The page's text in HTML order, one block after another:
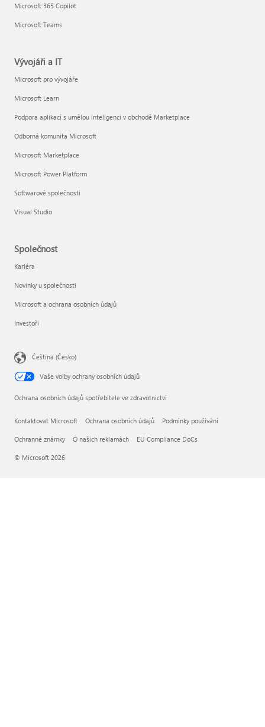
Microsoft 365 Copilot
Microsoft Teams
Vývojáři a IT
Microsoft pro vývojáře
Microsoft Learn
Podpora aplikací s umělou inteligenci v obchodě Marketplace
Odborná komunita Microsoft
Microsoft Marketplace
Microsoft Power Platform
Softwarové společnosti
Visual Studio
Společnost
Kariéra
Novinky u společnosti
Microsoft a ochrana osobních údajů
Investoři
Čeština (Česko)
Vaše volby ochrany osobních údajů
Ochrana osobních údajů spotřebitele ve zdravotnictví
Kontaktovat Microsoft Ochrana osobních údajů Podmínky používání
Ochranné známky O našich reklamách EU Compliance DoCs
© Microsoft 2026